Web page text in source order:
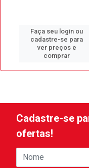
Faça seu login ou
cadastre-se para
ver preços e
comprar
Cadastre-se
ofertas!